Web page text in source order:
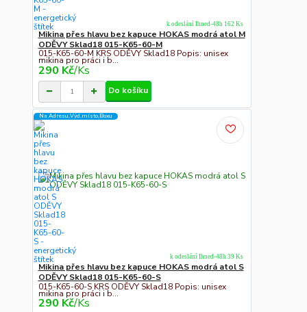
Mikina přes hlavu bez kapuce HOKAS modrá atol M
ODĚVY Sklad18 015-K65-60-M
015-K65-60-M KRS ODĚVY Sklad18 Popis: unisex
mikina pro práci i b...
290 Kč/Ks
k odeslání Ihned-48h 162 Ks
Do košíku
Na Adresu,Výd.místo,Boxu
Mikina přes hlavu bez kapuce HOKAS modrá atol S
ODĚVY Sklad18 015-K65-60-S
015-K65-60-S KRS ODĚVY Sklad18 Popis: unisex
mikina pro práci i b...
290 Kč/Ks
k odeslání Ihned-48h 39 Ks